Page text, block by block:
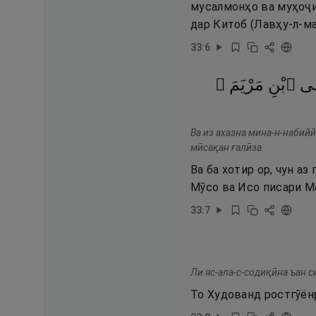
мусалмонҳо ва
дар Китоб (Лавҳу-л-
33:6
ٱبْنِ مَرْيَمَ ۖ
Ва из ахазна мина-н-
мӣсақан ғалӣза.
Ва ба хотир ор, чун
Мӯсо ва Исо писари
33:7
Ли яс-ала-с-содиқӣна ъан
То Худованд